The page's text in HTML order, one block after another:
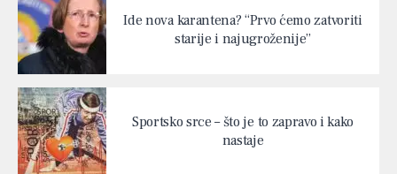
Ide nova karantena? “Prvo ćemo zatvoriti
starije i najugroženije”
Sportsko srce – što je to zapravo i kako
nastaje